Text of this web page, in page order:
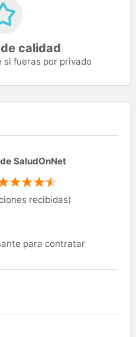
calidad
si fueras por privado
SaludOnNet
recibidas)
para contratar